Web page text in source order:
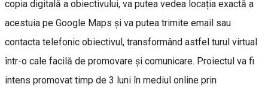
copia digitală a obiectivului, va putea vedea locația exactă a
acestuia pe Google Maps și va putea trimite email sau
contacta telefonic obiectivul, transformând astfel turul virtual
într-o cale facilă de promovare și comunicare. Proiectul va fi
intens promovat timp de 3 luni în mediul online prin